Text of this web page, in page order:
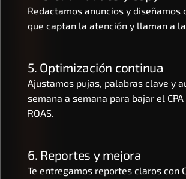
Redactamos anuncios y diseñamos
que captan la atención y llaman a
5. Optimización continua
Ajustamos pujas, palabras clave y
semana a semana para bajar el
ROAS.
6. Reportes y mejora
Te entregamos reportes claros con